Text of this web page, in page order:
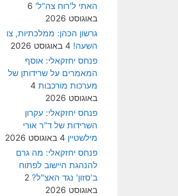
האתי ל'רוח צה"ל' 6
באוגוסט 2026
גרשון הכהן: ממלכתיות, צו
השעה! 4 באוגוסט 2026
פנחס יחזקאלי: אוסף
המאמרים על שרידותן של
מערכות מורכבות 4
באוגוסט 2026
פנחס יחזקאלי: עקרון
השרידות של ד"ר אורי
מילשטיין 4 באוגוסט 2026
פנחס יחזקאלי: מה גרם
להנהגת היישוב לפתוח
ב'סזון' נגד האצ"ל? 2
באוגוסט 2026